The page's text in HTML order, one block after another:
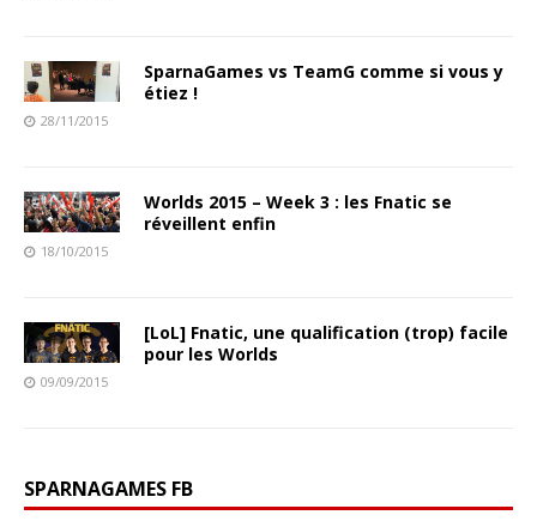
SparnaGames vs TeamG comme si vous y
étiez !
28/11/2015
Worlds 2015 – Week 3 : les Fnatic se
réveillent enfin
18/10/2015
[LoL] Fnatic, une qualification (trop) facile
pour les Worlds
09/09/2015
SPARNAGAMES FB